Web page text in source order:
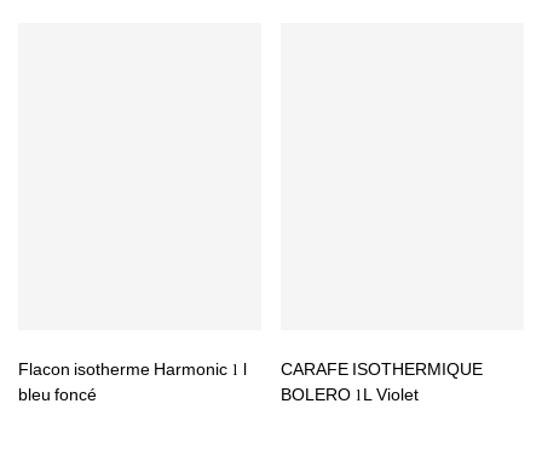
Flacon isotherme Harmonic 1 l
bleu foncé
CARAFE ISOTHERMIQUE
BOLERO 1L Violet